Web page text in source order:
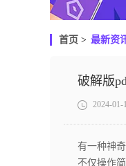
首页 > 最新资
破解版
2024-01-
有一种神
不仅操作